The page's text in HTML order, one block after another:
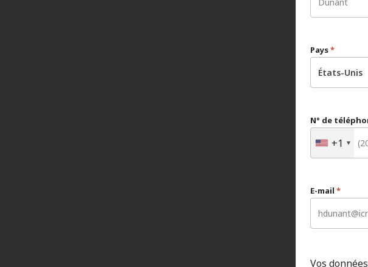
Pays*
États-Unis
N° de
+1
E-mail *
Vos